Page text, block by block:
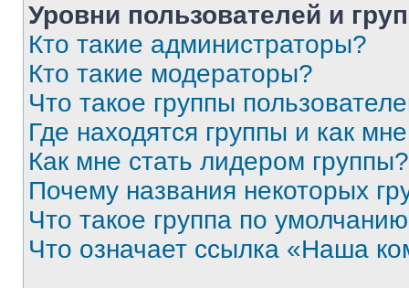
Уровни пользователей и
Кто такие администраторы?
Кто такие модераторы?
Что такое группы
Где находятся группы и как
Как мне стать лидером группы?
Почему названия некоторых
Что такое группа по
Что означает ссылка «Наша